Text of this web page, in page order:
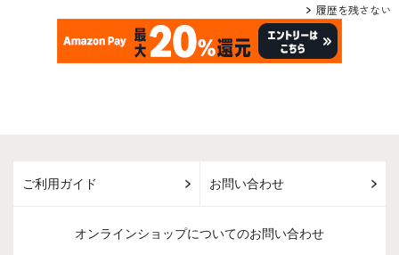
履歴を残さない
ご利用ガイド お問い合わせ
オンラインショップについてのお問い合わせ